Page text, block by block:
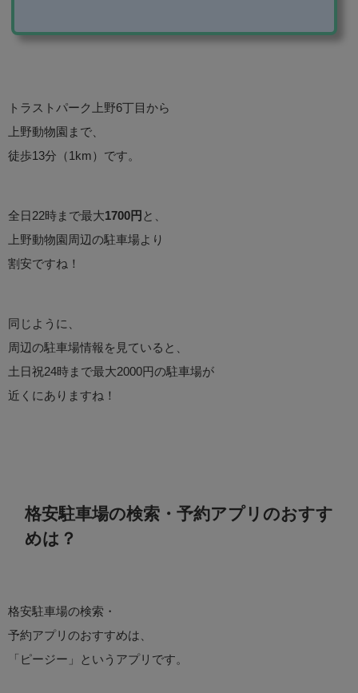
しない状態でアプリを起動すると、位置情報をオンに
トラストパーク上野6丁目から
上野動物園まで、
徒歩13分（1km）です。
全日22時まで最大1700円 と、
上野動物園周辺の駐車場より
割安ですね！
同じように、
周辺の駐車場情報を見ていると、
土日祝24時まで最大2000円の駐車場が
近くにありますね！
格安駐車場の検索・予約アプリのおすす
めは？
格安駐車場の検索・
予約アプリのおすすめは、
「ピージー」というアプリです。